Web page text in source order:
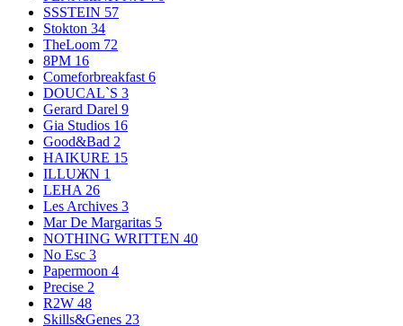
SSSTEIN 57
Stokton 34
TheLoom 72
8PM 16
Comeforbreakfast 6
DOUCAL`S 3
Gerard Darel 9
Gia Studios 16
Good&Bad 2
HAIKURE 15
ILLUЖN 1
LEHA 26
Les Archives 3
Mar De Margaritas 5
NOTHING WRITTEN 40
No Esc 3
Papermoon 4
Precise 2
R2W 48
Skills&Genes 23